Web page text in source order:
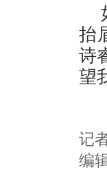
抬
诗
望
记
编